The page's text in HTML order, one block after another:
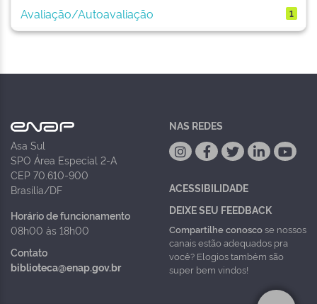
Avaliação/Autoavaliação
1
Asa Sul
SPO Área Especial 2-A
CEP 70.610-900
Brasília/DF
Horário de funcionamento
08h00 às 18h00
Contato
biblioteca@enap.gov.br
NAS REDES
ACESSIBILIDADE
DEIXE SEU FEEDBACK
Compartilhe conoscose nossos
canais estão adequados pra
você? Elogios também são
super bem vindos!